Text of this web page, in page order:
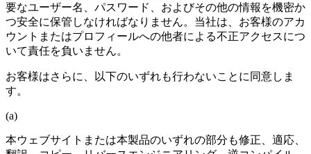
要なユーザー名、パスワード、およびその他の情報を機密か
つ安全に保管しなければなりません。当社は、お客様のアカ
ウントまたはプロフィールへの他者による不正アクセスにつ
いて責任を負いません。
お客様はさらに、以下のいずれも行わないことに同意しま
す。
(a)
本ウェブサイトまたは本製品のいずれの部分も修正、適応、